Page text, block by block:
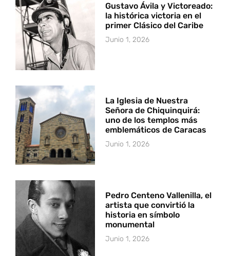
Gustavo Ávila y Victoreado:
la histórica victoria en el
primer Clásico del Caribe
Junio 1, 2026
La Iglesia de Nuestra
Señora de Chiquinquirá:
uno de los templos más
emblemáticos de Caracas
Junio 1, 2026
Pedro Centeno Vallenilla, el
artista que convirtió la
historia en símbolo
monumental
Junio 1, 2026